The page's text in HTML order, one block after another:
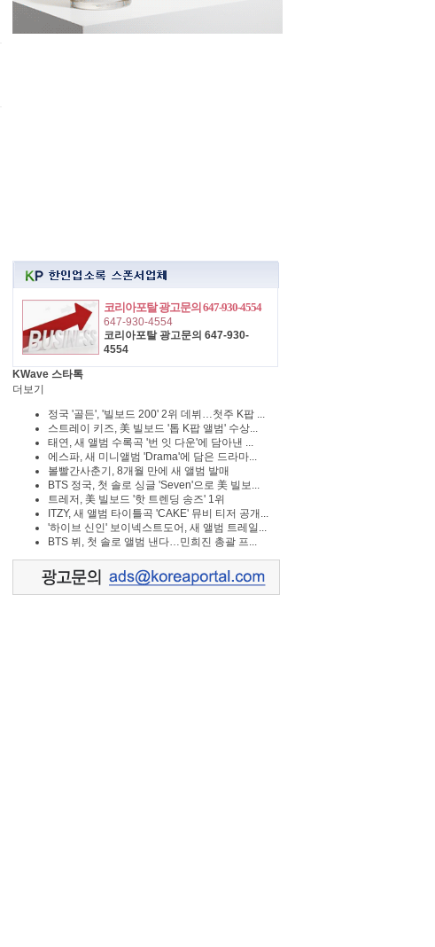
코리아포탈 광고문의 647-930-4554
647-930-4554
코리아포탈 광고문의 647-930-
4554
KWave 스타톡
더보기
정국 '골든', '빌보드 200' 2위 데뷔…첫주 K팝 ...
스트레이 키즈, 美 빌보드 '톱 K팝 앨범' 수상...
태연, 새 앨범 수록곡 '번 잇 다운'에 담아낸 ...
에스파, 새 미니앨범 'Drama'에 담은 드라마...
볼빨간사춘기, 8개월 만에 새 앨범 발매
BTS 정국, 첫 솔로 싱글 'Seven'으로 美 빌보...
트레저, 美 빌보드 '핫 트렌딩 송즈' 1위
ITZY, 새 앨범 타이틀곡 'CAKE' 뮤비 티저 공개...
'하이브 신인' 보이넥스트도어, 새 앨범 트레일...
BTS 뷔, 첫 솔로 앨범 낸다…민희진 총괄 프...